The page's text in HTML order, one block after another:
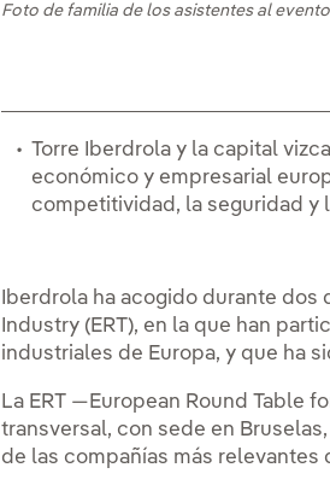
Foto de familia de los asistentes al
Torre Iberdrola y la capital
económico y empresarial
competitividad, la seguridad y
Iberdrola ha acogido durante dos
Industry (ERT), en la que han
industriales de Europa, y que ha
La ERT —European Round Table
transversal, con sede en
de las compañías más relevantes